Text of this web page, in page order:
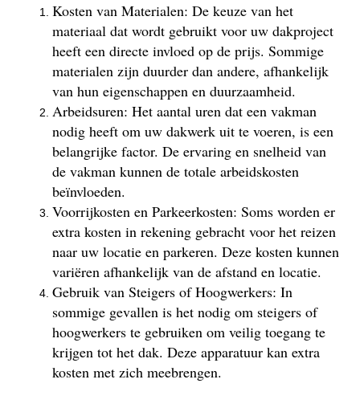
Kosten van Materialen: De keuze van het
materiaal dat wordt gebruikt voor uw dakproject
heeft een directe invloed op de prijs. Sommige
materialen zijn duurder dan andere, afhankelijk
van hun eigenschappen en duurzaamheid.
Arbeidsuren: Het aantal uren dat een vakman
nodig heeft om uw dakwerk uit te voeren, is een
belangrijke factor. De ervaring en snelheid van
de vakman kunnen de totale arbeidskosten
beïnvloeden.
Voorrijkosten en Parkeerkosten: Soms worden er
extra kosten in rekening gebracht voor het reizen
naar uw locatie en parkeren. Deze kosten kunnen
variëren afhankelijk van de afstand en locatie.
Gebruik van Steigers of Hoogwerkers: In
sommige gevallen is het nodig om steigers of
hoogwerkers te gebruiken om veilig toegang te
krijgen tot het dak. Deze apparatuur kan extra
kosten met zich meebrengen.